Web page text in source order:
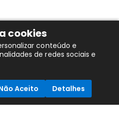
cookies
conteúdo e
de redes sociais e
Aceito Detalhes